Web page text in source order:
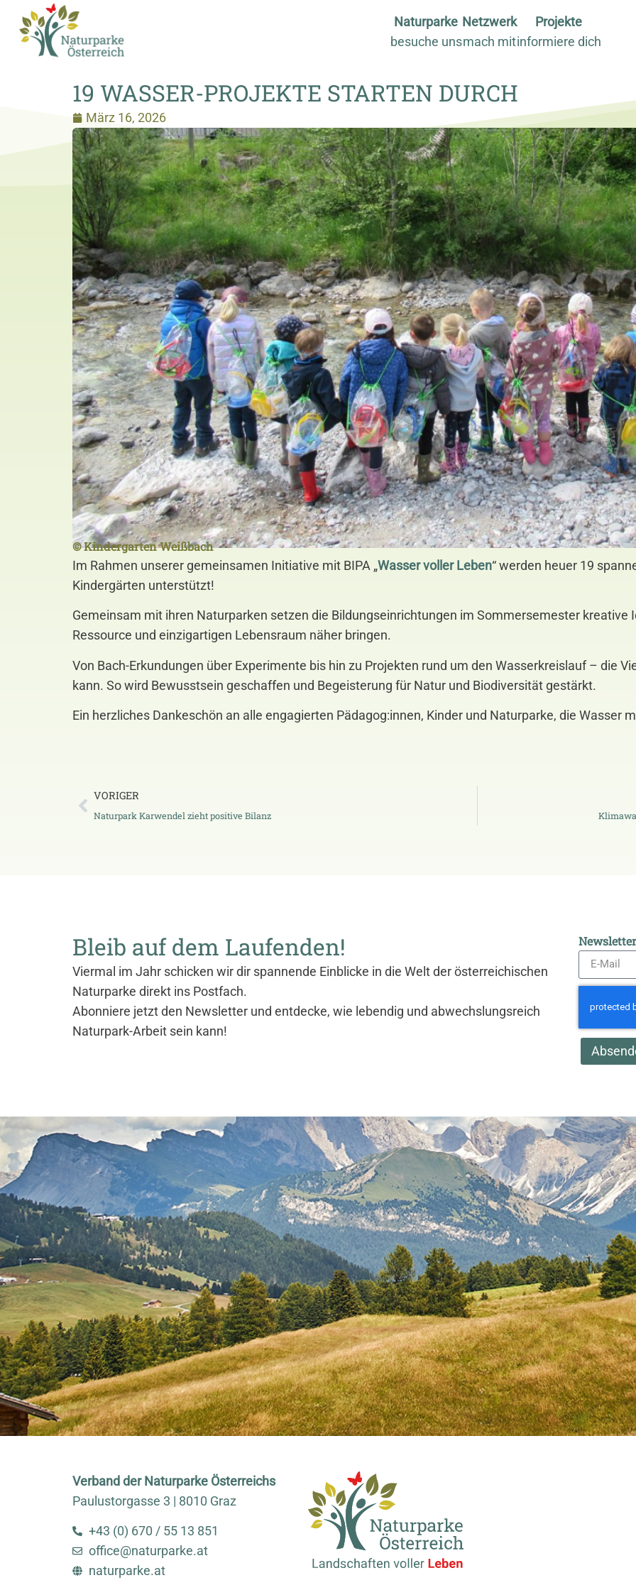
Naturparke
besuche uns
Netzwerk
mach mit
Projekte
informiere dich
19 WASSER-PROJEKTE STARTEN DURCH
März 16, 2026
© Kindergarten Weißbach
Im Rahmen unserer gemeinsamen Initiative mit BIPA „Wasser voller Leben“ werden heuer 19
Kindergärten unterstützt!
Gemeinsam mit ihren Naturparken setzen die Bildungseinrichtungen im Sommersemester kreative
Ressource und einzigartigen Lebensraum näher bringen.
Von Bach-Erkundungen über Experimente bis hin zu Projekten rund um den Wasserkreislauf – die
kann. So wird Bewusstsein geschaffen und Begeisterung für Natur und Biodiversität gestärkt.
Ein herzliches Dankeschön an alle engagierten Pädagog:innen, Kinder und Naturparke, die Wasser
VORIGER
Naturpark Karwendel zieht positive Bilanz
Bleib auf dem Laufenden!
Viermal im Jahr schicken wir dir spannende Einblicke in die Welt der österreichischen
Naturparke direkt ins Postfach.
Abonniere jetzt den Newsletter und entdecke, wie lebendig und abwechslungsreich
Naturpark-Arbeit sein kann!
Verband der Naturparke Österreichs
Paulustorgasse 3 | 8010 Graz
+43 (0) 670 / 55 13 851
office@naturparke.at
naturparke.at